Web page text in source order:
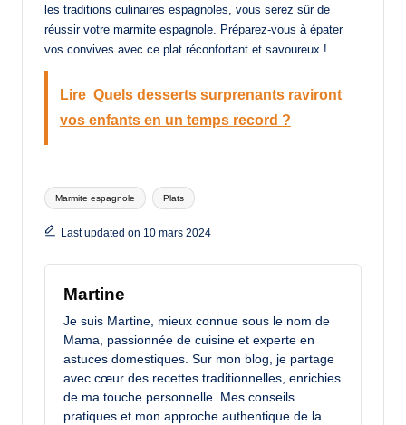
les traditions culinaires espagnoles, vous serez sûr de
réussir votre marmite espagnole. Préparez-vous à épater
vos convives avec ce plat réconfortant et savoureux !
Lire Quels desserts surprenants raviront
vos enfants en un temps record ?
Tags:
Marmite espagnole Plats
Last updated on 10 mars 2024
Martine
Je suis Martine, mieux connue sous le nom de
Mama, passionnée de cuisine et experte en
astuces domestiques. Sur mon blog, je partage
avec cœur des recettes traditionnelles, enrichies
de ma touche personnelle. Mes conseils
pratiques et mon approche authentique de la